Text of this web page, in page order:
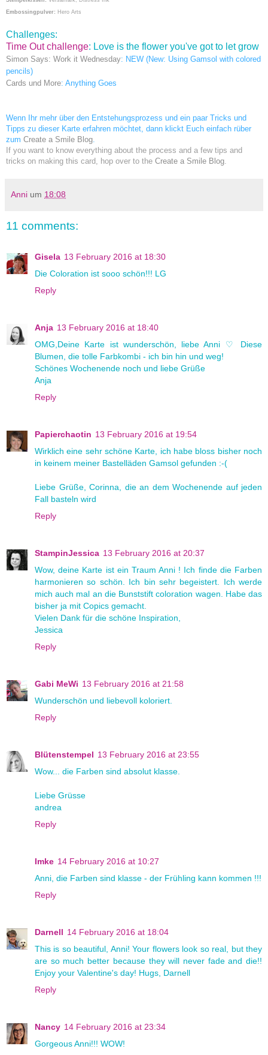
Embossingpulver: Hero Arts
Challenges:
Time Out challenge: Love is the flower you've got to let grow
Simon Says: Work it Wednesday: NEW (New: Using Gamsol with colored
pencils)
Cards und More: Anything Goes
Wenn Ihr mehr über den Entstehungsprozess und ein paar Tricks und
Tipps zu dieser Karte erfahren möchtet, dann klickt Euch einfach rüber
zum Create a Smile Blog
If you want to know everything about the process and a few tips and
tricks on making this card, hop over to the Create a Smile Blog
Anni um 18:08
11 comments:
Gisela 13 February 2016 at 18:30
Die Coloration ist sooo schön!!! LG
Reply
Anja 13 February 2016 at 18:40
OMG,Deine Karte ist wunderschön, liebe Anni ♡ Diese
Blumen, die tolle Farbkombi - ich bin hin und weg!
Schönes Wochenende noch und liebe Grüße
Anja
Reply
Papierchaotin 13 February 2016 at 19:54
Wirklich eine sehr schöne Karte, ich habe bloss bisher noch
in keinem meiner Bastelläden Gamsol gefunden :-(
Liebe Grüße, Corinna, die an dem Wochenende auf jeden
Fall basteln wird
Reply
StampinJessica 13 February 2016 at 20:37
Wow, deine Karte ist ein Traum Anni ! Ich finde die Farben
harmonieren so schön. Ich bin sehr begeistert. Ich werde
mich auch mal an die Bunststift coloration wagen. Habe das
bisher ja mit Copics gemacht.
Vielen Dank für die schöne Inspiration,
Jessica
Reply
Gabi MeWi 13 February 2016 at 21:58
Wunderschön und liebevoll koloriert.
Reply
Blütenstempel 13 February 2016 at 23:55
Wow... die Farben sind absolut klasse.
Liebe Grüsse
andrea
Reply
Imke 14 February 2016 at 10:27
Anni, die Farben sind klasse - der Frühling kann kommen !!!
Reply
Darnell 14 February 2016 at 18:04
This is so beautiful, Anni! Your flowers look so real, but they
are so much better because they will never fade and die!!
Enjoy your Valentine's day! Hugs, Darnell
Reply
Nancy 14 February 2016 at 23:34
Gorgeous Anni!!! WOW!